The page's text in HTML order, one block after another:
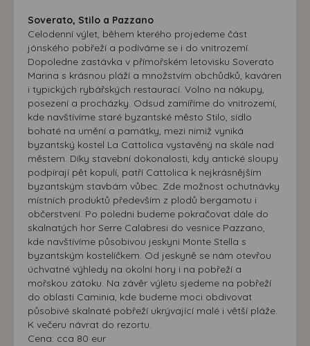
Soverato, Stilo a Pazzano
Celodenní výlet, během kterého projedeme část
jónského pobřeží a podíváme se i do vnitrozemí.
Dopoledne zastávka v přímořském letovisku Soverato
Marina s krásnou pláží a množstvím obchůdků, kaváren
i typických rybářských restaurací. Volno na nákupy,
posezení a procházky. Odsud zamíříme do vnitrozemí,
kde navštívíme staré byzantské město Stilo, sídlo
bohaté na umění a památky, mezi nimiž vyniká
byzantský kostel La Cattolica vystavěný na skále nad
městem. Díky stavební dokonalosti, kdy antické sloupy
podpírají pět kopulí, patří Cattolica k nejkrásnějším
byzantským stavbám vůbec. Zde možnost ochutnávky
místních produktů především z plodů bergamotu i
občerstvení. Po poledni budeme pokračovat dále do
skalnatých hor Serre Calabresi do vesnice Pazzano,
kde navštívíme působivou jeskyni Monte Stella s
byzantským kostelíčkem. Od jeskyně se nám otevřou
úchvatné výhledy na okolní hory i na pobřeží a
mořskou zátoku. Na závěr výletu sjedeme na pobřeží
do oblasti Caminia, kde budeme moci obdivovat
působivé skalnaté pobřeží ukrývající malé i větší pláže.
K večeru návrat do rezortu.
Cena: cca 80 eur